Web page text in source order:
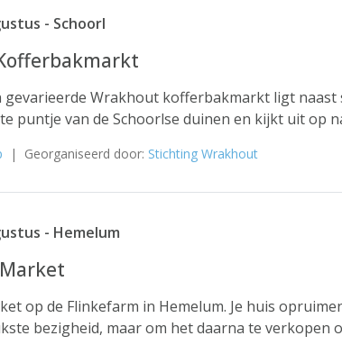
- Schoorl
gevarieerde Wrakhout kofferbakmarkt ligt
puntje van de Schoorlse duinen en kijkt uit op
| Georganiseerd door: Stichting Wrakhout
- Hemelum
op de Flinkefarm in Hemelum. Je huis
bezigheid, maar om het daarna te verkopen